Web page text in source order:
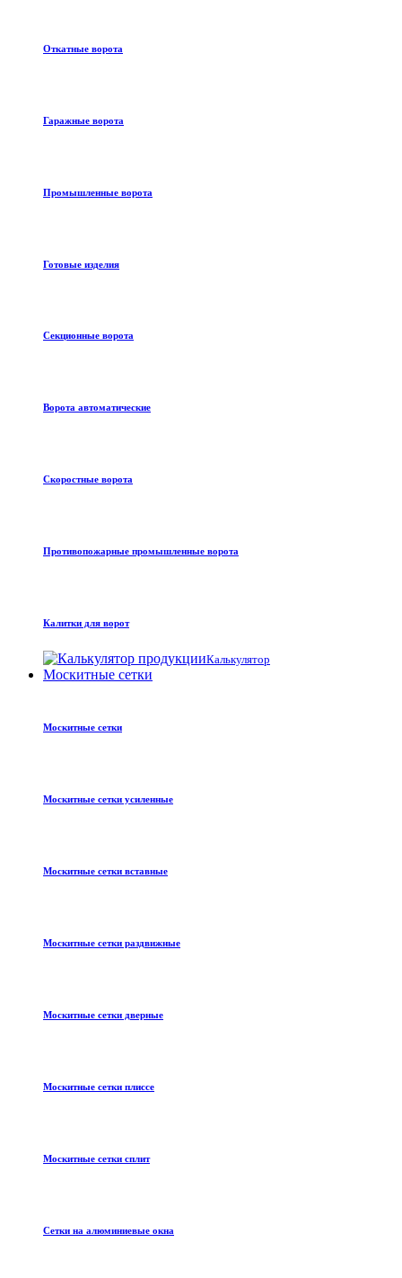
Откатные ворота
Гаражные ворота
Промышленные ворота
Готовые изделия
Секционные ворота
Ворота автоматические
Скоростные ворота
Противопожарные промышленные ворота
Калитки для ворот
Калькулятор
Москитные сетки
Москитные сетки
Москитные сетки усиленные
Москитные сетки вставные
Москитные сетки раздвижные
Москитные сетки дверные
Москитные сетки плиссе
Москитные сетки сплит
Сетки на алюминиевые окна